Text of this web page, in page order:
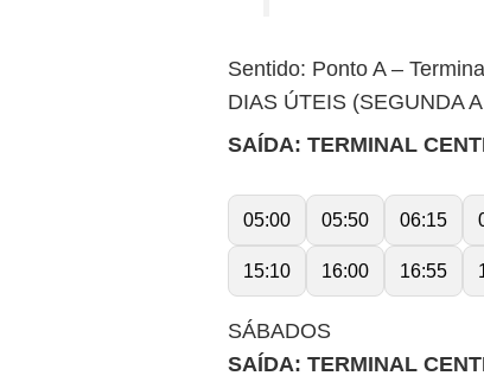
Sentido: Ponto A –
DIAS ÚTEIS (SEGUNDA
SAÍDA: TERMINAL
05:00 05:50 06:15
15:10 16:00 16:55
SÁBADOS
SAÍDA: TERMINAL